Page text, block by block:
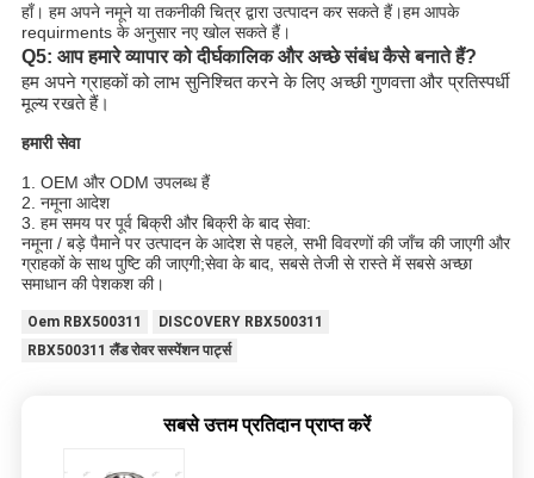
हाँ। हम अपने नमूने या तकनीकी चित्र द्वारा उत्पादन कर सकते हैं।हम आपके
requirments के अनुसार नए खोल सकते हैं।
Q5: आप हमारे व्यापार को दीर्घकालिक और अच्छे संबंध कैसे बनाते हैं?
हम अपने ग्राहकों को लाभ सुनिश्चित करने के लिए अच्छी गुणवत्ता और प्रतिस्पर्धी
मूल्य रखते हैं।
हमारी सेवा
1. OEM और ODM उपलब्ध हैं
2. नमूना आदेश
3. हम समय पर पूर्व बिक्री और बिक्री के बाद सेवा:
नमूना / बड़े पैमाने पर उत्पादन के आदेश से पहले, सभी विवरणों की जाँच की जाएगी और
ग्राहकों के साथ पुष्टि की जाएगी;सेवा के बाद, सबसे तेजी से रास्ते में सबसे अच्छा
समाधान की पेशकश की।
Oem RBX500311
DISCOVERY RBX500311
RBX500311 लैंड रोवर सस्पेंशन पार्ट्स
सबसे उत्तम प्रतिदान प्राप्त करें